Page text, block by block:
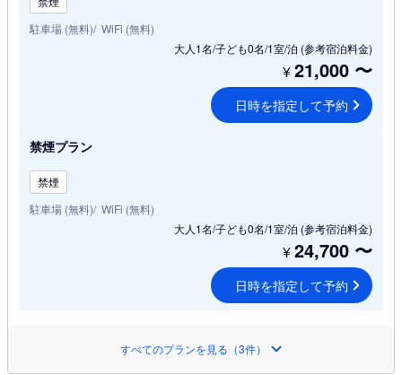
駐車場 (無料) WiFi (無料)
大人1名/子ども0名/1室/泊 (参考宿泊料金)
¥21,000 〜
日時を指定して予約
禁煙プラン
禁煙
駐車場 (無料) WiFi (無料)
大人1名/子ども0名/1室/泊 (参考宿泊料金)
¥24,700 〜
日時を指定して予約
すべてのプランを見る（3件）